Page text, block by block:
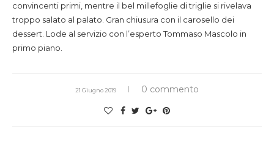
convincenti primi, mentre il bel millefoglie di triglie si rivelava
troppo salato al palato. Gran chiusura con il carosello dei
dessert. Lode al servizio con l’esperto Tommaso Mascolo in
primo piano.
21 Giugno 2019 0 commento